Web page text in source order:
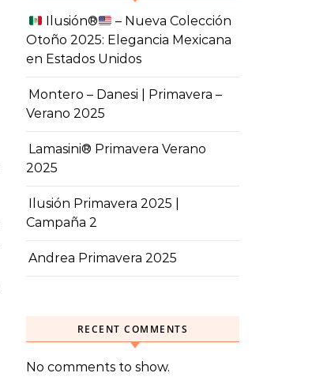
Ilusión®️
– Nueva Colección
Otoño 2025: Elegancia Mexicana
en Estados Unidos
Montero – Danesi | Primavera –
Verano 2025
Lamasini® Primavera Verano
2025
Ilusión Primavera 2025 |
Campaña 2
Andrea Primavera 2025
RECENT COMMENTS
No comments to show.